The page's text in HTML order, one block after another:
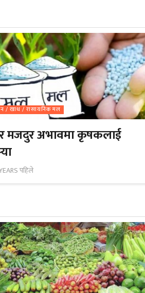
/ खाध / रासायनिक मल
मजदुर अभावमा कृषकलाई
पहिले